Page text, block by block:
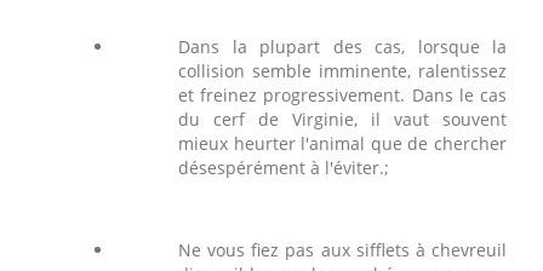
Dans la plupart des cas, lorsque la
collision semble imminente, ralentissez
et freinez progressivement. Dans le cas
du cerf de Virginie, il vaut souvent
mieux heurter l'animal que de chercher
désespérément à l'éviter.;
Ne vous fiez pas aux sifflets à chevreuil